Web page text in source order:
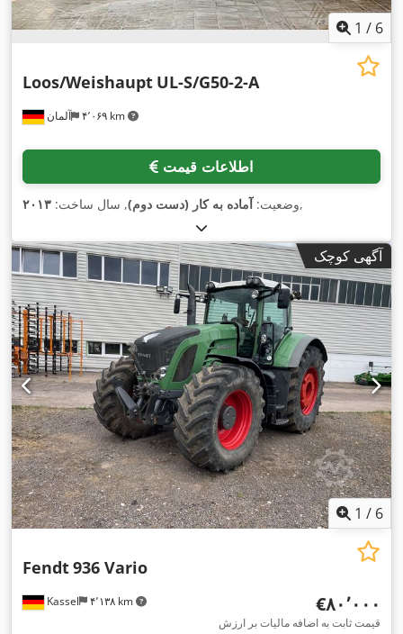
1 / 6
آلمان ۴٬۰۶۹ km
Loos/Weishaupt UL-S/G50-2-A
اطلاعات قیمت
وضعیت: آماده به کار (دست دوم), سال ساخت: ۲۰۱۳ ,
آگهی کوچک
1 / 6
Kassel ۴٬۱۳۸ km
Fendt936 Vario
‎€۸۰٬۰۰۰
قیمت ثابت به اضافه مالیات بر ارزش